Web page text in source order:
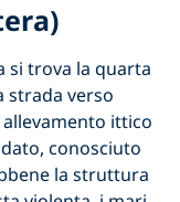
si trova la quarta
strada verso
allevamento ittico
conosciuto
la struttura